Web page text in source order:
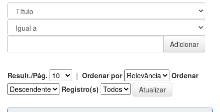
Result./Pág. | Ordenar por
Ordenar
Registro(s)